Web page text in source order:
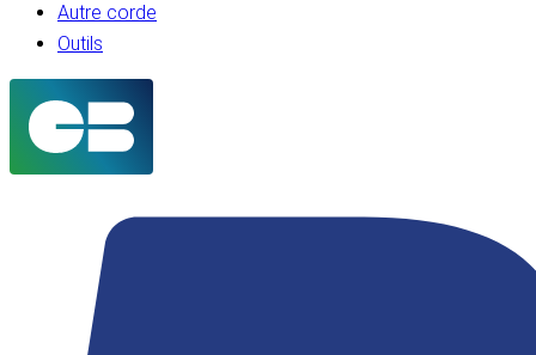
Autre corde
Outils